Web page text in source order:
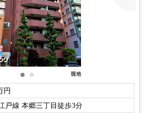
円
戸線 本郷三丁目徒歩3分